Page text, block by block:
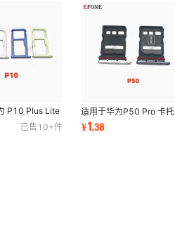
P10 Plus Lite
套 手机SIM卡
已售 10+件
适用于华为P50 Pro 卡托
卡座
¥1.38